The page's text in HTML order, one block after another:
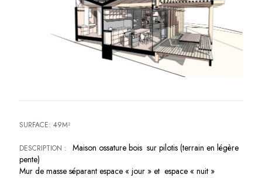
SURFACE: 49M²
DESCRIPTION :
Maison ossature bois sur pilotis (terrain en légère
pente)
Mur de masse séparant espace « jour » et espace « nuit »